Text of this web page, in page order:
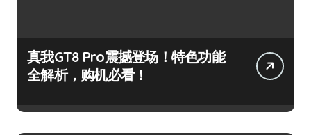
真我GT8 Pro震撼登场！特色功能
全解析，购机必看！